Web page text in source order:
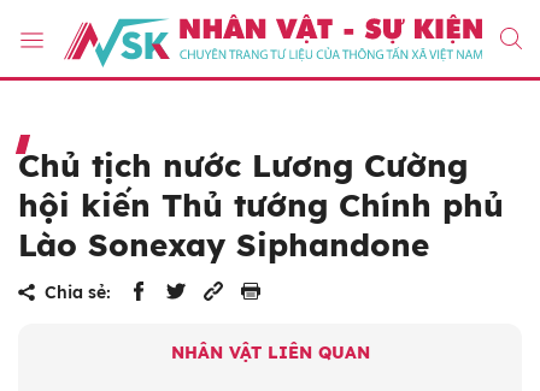
Chủ tịch nước Lương Cường
hội kiến Thủ tướng Chính phủ
Lào Sonexay Siphandone
Chia sẻ:
NHÂN VẬT LIÊN QUAN